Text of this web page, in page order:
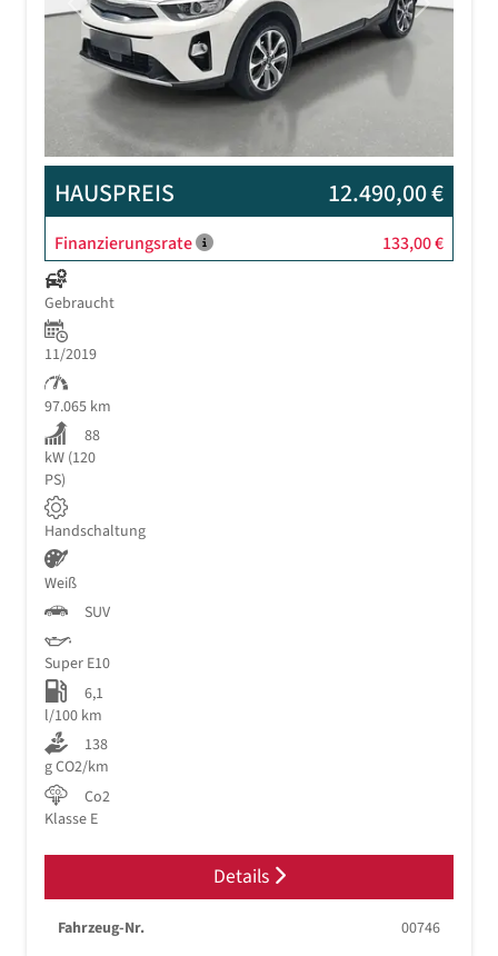
Previous Next
HAUSPREIS 12.490,00 €
Finanzierungsrate 133,00 €
Gebraucht
11/2019
97.065 km
88
kW (120
PS)
Handschaltung
Weiß
SUV
Super E10
6,1
l/100 km
138
g CO2/km
Co2
Klasse E
Details
Fahrzeug-Nr. 00746